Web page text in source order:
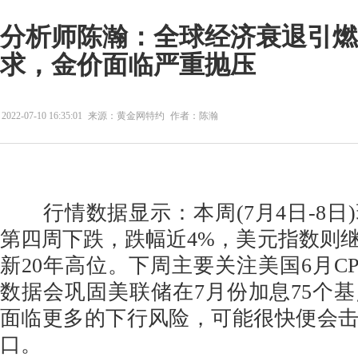
分析师陈瀚：全球经济衰退引
求，金价面临严重抛压
2022-07-10 16:35:01 来源：黄金网特约 作者：陈瀚
行情数据显示：本周(7月4日-8日)
第四周下跌，跌幅近4%，美元指数则
新20年高位。下周主要关注美国6月
数据会巩固美联储在7月份加息75个
面临更多的下行风险，可能很快便会
口。